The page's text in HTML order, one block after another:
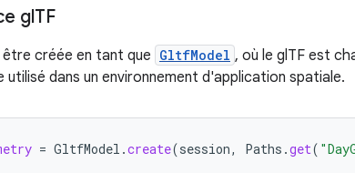
glTF
créée en tant que GltfModel , où le glTF est
utilisé dans un environnement d'application spatiale.
= GltfModel .create(session, Paths .get(